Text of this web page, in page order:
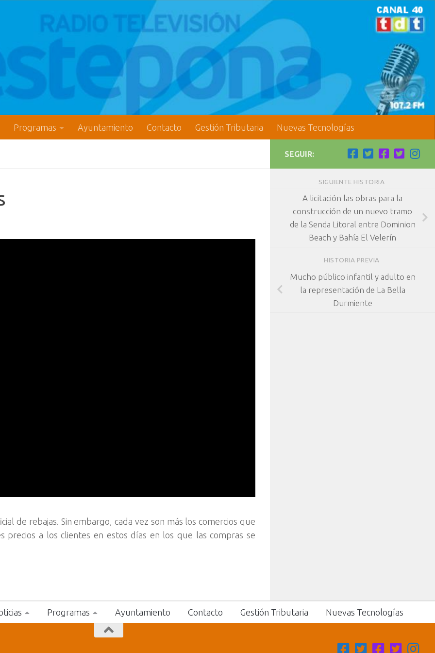
Programas Ayuntamiento Contacto Gestión Tributaria Nuevas Tecnologías
de rebajas. Sin embargo, cada vez son más los comercios que
precios a los clientes en estos días en los que las compras se
SEGUIR:
SIGUIENTE HISTORIA
A licitación las obras para la
construcción de un nuevo tramo
de la Senda Litoral entre Dominion
Beach y Bahía El Velerín
HISTORIA PREVIA
Mucho público infantil y adulto en
la representación de La Bella
Durmiente
Programas Ayuntamiento Contacto Gestión Tributaria Nuevas Tecnologías